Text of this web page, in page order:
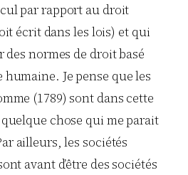
par rapport au droit
écrit dans les lois) et qui
normes de droit basé
Je pense que les
(1789) sont dans cette
quelque chose qui me parait
ailleurs, les sociétés
avant d’être des sociétés